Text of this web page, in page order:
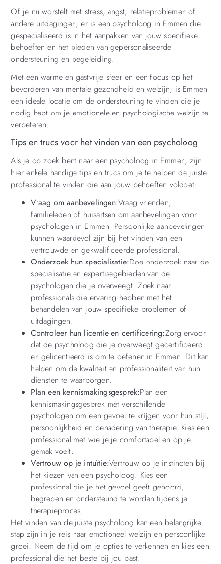
Of je nu worstelt met stress, angst, relatieproblemen of
andere uitdagingen, er is een psycholoog in Emmen die
gespecialiseerd is in het aanpakken van jouw specifieke
behoeften en het bieden van gepersonaliseerde
ondersteuning en begeleiding.
Met een warme en gastvrije sfeer en een focus op het
bevorderen van mentale gezondheid en welzijn, is Emmen
een ideale locatie om de ondersteuning te vinden die je
nodig hebt om je emotionele en psychologische welzijn te
verbeteren.
Tips en trucs voor het vinden van een psycholoog
Als je op zoek bent naar een psycholoog in Emmen, zijn
hier enkele handige tips en trucs om je te helpen de juiste
professional te vinden die aan jouw behoeften voldoet:
Vraag om aanbevelingen:Vraag vrienden,
familieleden of huisartsen om aanbevelingen voor
psychologen in Emmen. Persoonlijke aanbevelingen
kunnen waardevol zijn bij het vinden van een
vertrouwde en gekwalificeerde professional.
Onderzoek hun specialisatie:Doe onderzoek naar de
specialisatie en expertisegebieden van de
psychologen die je overweegt. Zoek naar
professionals die ervaring hebben met het
behandelen van jouw specifieke problemen of
uitdagingen.
Controleer hun licentie en certificering:Zorg ervoor
dat de psycholoog die je overweegt gecertificeerd
en gelicentieerd is om te oefenen in Emmen. Dit kan
helpen om de kwaliteit en professionaliteit van hun
diensten te waarborgen.
Plan een kennismakingsgesprek:Plan een
kennismakingsgesprek met verschillende
psychologen om een gevoel te krijgen voor hun stijl,
persoonlijkheid en benadering van therapie. Kies een
professional met wie je je comfortabel en op je
gemak voelt.
Vertrouw op je intuïtie:Vertrouw op je instincten bij
het kiezen van een psycholoog. Kies een
professional die je het gevoel geeft gehoord,
begrepen en ondersteund te worden tijdens je
therapieproces.
Het vinden van de juiste psycholoog kan een belangrijke
stap zijn in je reis naar emotioneel welzijn en persoonlijke
groei. Neem de tijd om je opties te verkennen en kies een
professional die het beste bij jou past.